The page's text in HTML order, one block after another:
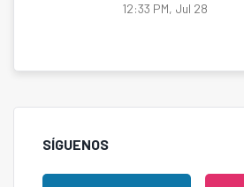
12:33 PM, Jul 28
SÍGUENOS